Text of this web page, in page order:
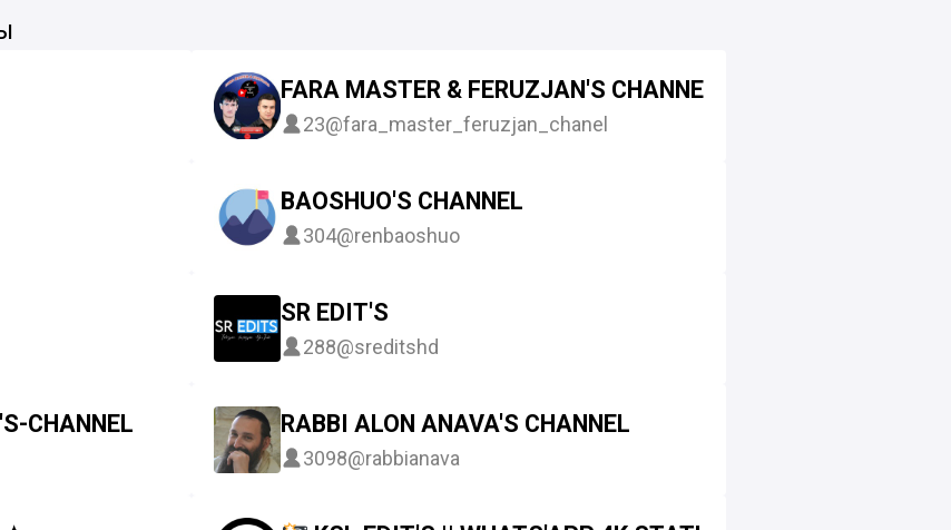
FARA MASTER & FERUZJAN'S CHANNEL
23@fara_master_feruzjan_chanel
BAOSHUO'S CHANNEL
304@renbaoshuo
SR EDIT'S
288@sreditshd
CHANNEL RABBI ALON ANAVA'S CHANNEL
3098@rabbianava